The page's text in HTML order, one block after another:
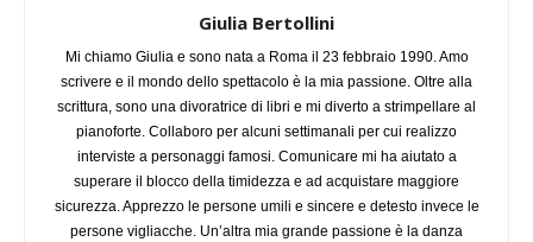
Giulia Bertollini
Mi chiamo Giulia e sono nata a Roma il 23 febbraio 1990. Amo
scrivere e il mondo dello spettacolo è la mia passione. Oltre alla
scrittura, sono una divoratrice di libri e mi diverto a strimpellare al
pianoforte. Collaboro per alcuni settimanali per cui realizzo
interviste a personaggi famosi. Comunicare mi ha aiutato a
superare il blocco della timidezza e ad acquistare maggiore
sicurezza. Apprezzo le persone umili e sincere e detesto invece le
persone vigliacche. Un’altra mia grande passione è la danza